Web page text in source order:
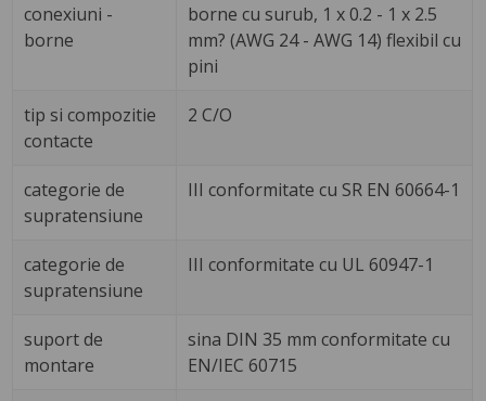
conexiuni -
borne
borne cu surub, 1 x 0.2 - 1 x 2.5
mm? (AWG 24 - AWG 14) flexibil cu
pini
tip si compozitie
contacte
2 C/O
categorie de
supratensiune
III conformitate cu SR EN 60664-1
categorie de
supratensiune
III conformitate cu UL 60947-1
suport de
montare
sina DIN 35 mm conformitate cu
EN/IEC 60715